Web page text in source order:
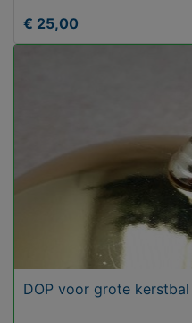
€ 25,00
DOP voor grote kerstbal